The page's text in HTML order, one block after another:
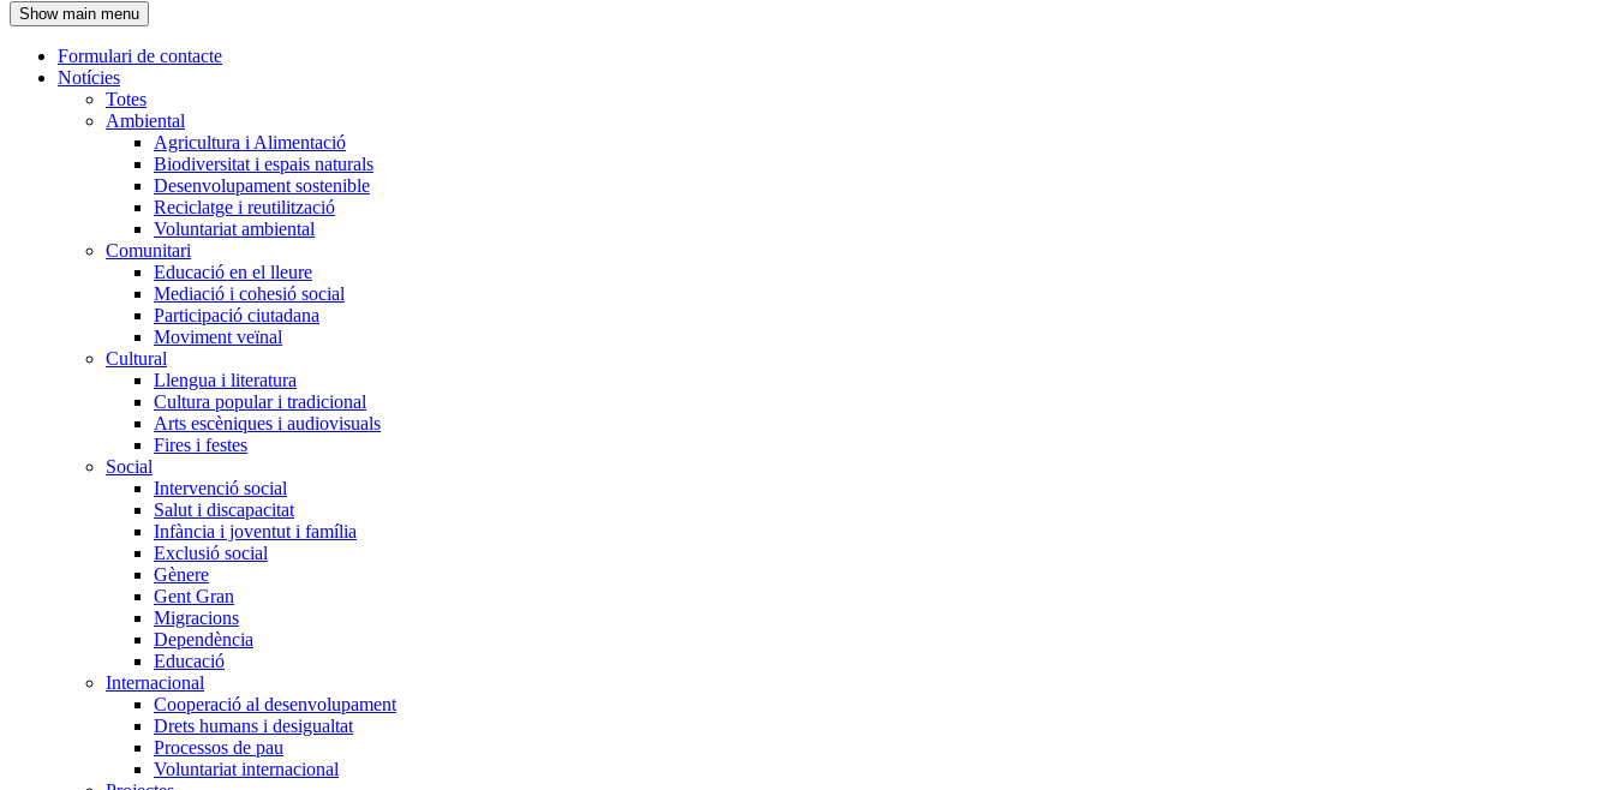
l'encapçalament
Show main menu
Navegació
principal
Formulari de contacte
Notícies
Totes
Ambiental
Agricultura i Alimentació
Biodiversitat i espais naturals
Desenvolupament sostenible
Reciclatge i reutilització
Voluntariat ambiental
Comunitari
Educació en el lleure
Mediació i cohesió social
Participació ciutadana
Moviment veïnal
Cultural
Llengua i literatura
Cultura popular i tradicional
Arts escèniques i audiovisuals
Fires i festes
Social
Intervenció social
Salut i discapacitat
Infància i joventut i família
Exclusió social
Gènere
Gent Gran
Migracions
Dependència
Educació
Internacional
Cooperació al desenvolupament
Drets humans i desigualtat
Processos de pau
Voluntariat internacional